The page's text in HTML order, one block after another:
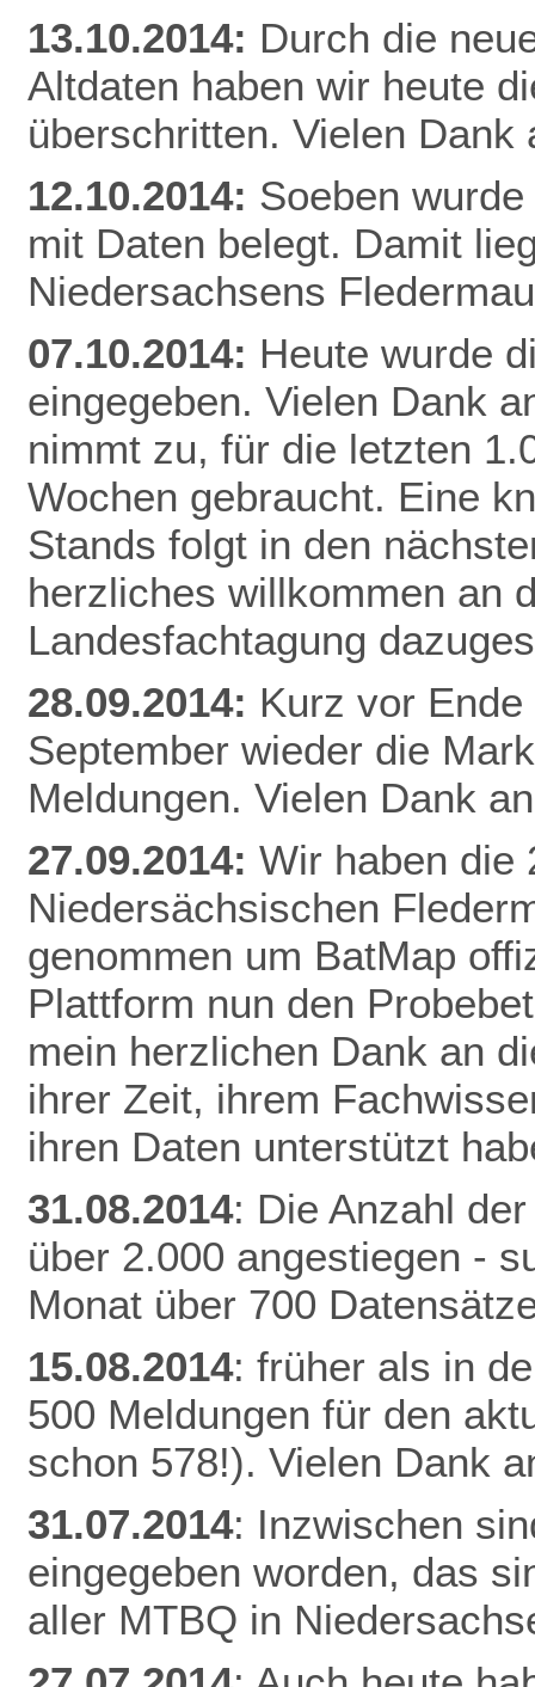
13.10.2014: Durch die
Altdaten haben wir heute
überschritten. Vielen Dank
12.10.2014: Soeben
mit Daten belegt. Damit
Niedersachsens
07.10.2014: Heute wurde
eingegeben. Vielen Dank
nimmt zu, für die letzten
Wochen gebraucht. Eine
Stands folgt in den
herzliches willkommen an
Landesfachtagung
28.09.2014: Kurz vor
September wieder die
Meldungen. Vielen Dank
27.09.2014: Wir haben die
Niedersächsischen
genommen um BatMap
Plattform nun den
mein herzlichen Dank an
ihrer Zeit, ihrem
ihren Daten unterstützt
31.08.2014: Die Anzahl
über 2.000 angestiegen -
Monat über 700
15.08.2014: früher als in
500 Meldungen für den
schon 578!). Vielen Dank
31.07.2014: Inzwischen
eingegeben worden, das
aller MTBQ in